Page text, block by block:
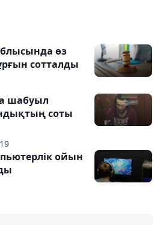
өз
сотталды
шабуыл
соты
ойын